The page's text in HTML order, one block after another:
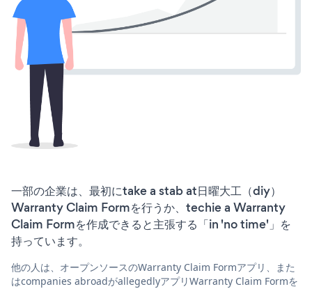
一部の企業は、最初にtake a stab at日曜大工（diy）
Warranty Claim Formを行うか、techie a Warranty
Claim Formを作成できると主張する「in 'no time'」を
持っています。
他の人は、オープンソースのWarranty Claim Formアプリ、また
はcompanies abroadがallegedlyアプリWarranty Claim Formを